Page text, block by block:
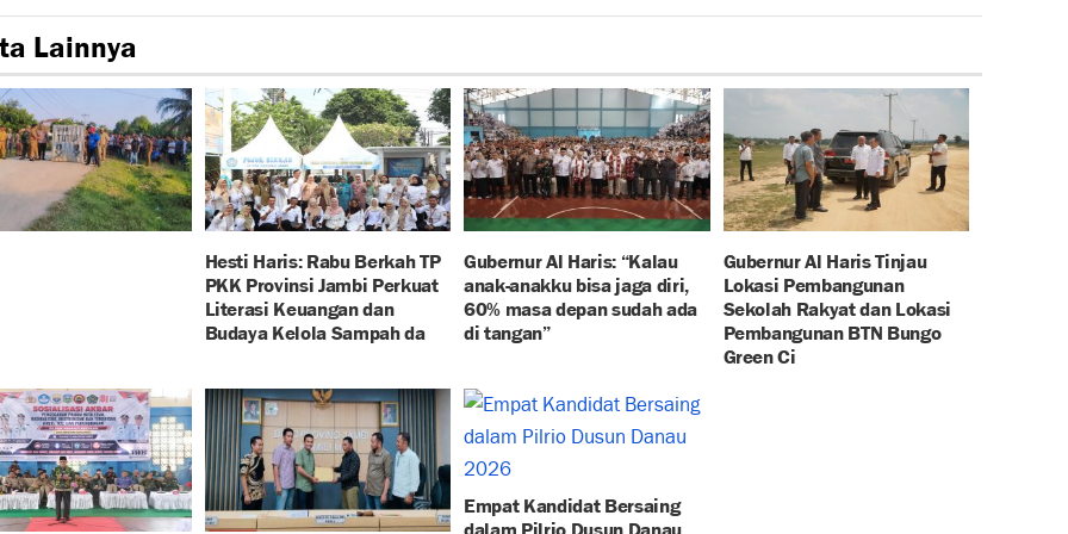
Lainnya
Hesti Haris: Rabu Berkah TP
PKK Provinsi Jambi Perkuat
Literasi Keuangan dan
Budaya Kelola Sampah da
Gubernur Al Haris: “Kalau
anak-anakku bisa jaga diri,
60% masa depan sudah ada
di tangan”
Gubernur Al Haris Tinjau
Lokasi Pembangunan
Sekolah Rakyat dan Lokasi
Pembangunan BTN Bungo
Green Ci
Empat Kandidat Bersaing
dalam Pilrio Dusun Danau